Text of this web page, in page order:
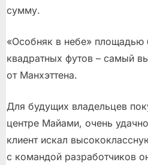
сумму.
«Особняк в небе» площадью
квадратных футов – самый
от Манхэттена.
Для будущих владельцев
центре Майами, очень
клиент искал
с командой разработчиков